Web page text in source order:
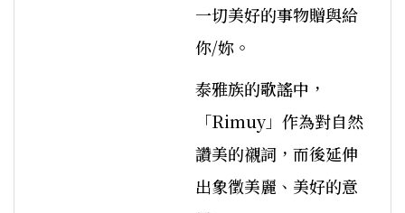
一切美好的事物贈與給
你/妳。
泰雅族的歌謠中，
「Rimuy」作為對自然
讚美的襯詞，而後延伸
出象徵美麗、美好的意